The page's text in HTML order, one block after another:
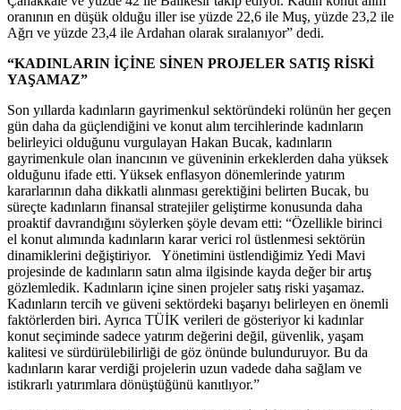
oranının en düşük olduğu iller ise yüzde 22,6 ile Muş, yüzde 23,2 ile
Ağrı ve yüzde 23,4 ile Ardahan olarak sıralanıyor” dedi.
“KADINLARIN İÇİNE SİNEN PROJELER SATIŞ RİSKİ
YAŞAMAZ”
Son yıllarda kadınların gayrimenkul sektöründeki rolünün her geçen
gün daha da güçlendiğini ve konut alım tercihlerinde kadınların
belirleyici olduğunu vurgulayan Hakan Bucak, kadınların
gayrimenkule olan inancının ve güveninin erkeklerden daha yüksek
olduğunu ifade etti. Yüksek enflasyon dönemlerinde yatırım
kararlarının daha dikkatli alınması gerektiğini belirten Bucak, bu
süreçte kadınların finansal stratejiler geliştirme konusunda daha
proaktif davrandığını söylerken şöyle devam etti: “Özellikle birinci
el konut alımında kadınların karar verici rol üstlenmesi sektörün
dinamiklerini değiştiriyor. Yönetimini üstlendiğimiz Yedi Mavi
projesinde de kadınların satın alma ilgisinde kayda değer bir artış
gözlemledik. Kadınların içine sinen projeler satış riski yaşamaz.
Kadınların tercih ve güveni sektördeki başarıyı belirleyen en önemli
faktörlerden biri. Ayrıca TÜİK verileri de gösteriyor ki kadınlar
konut seçiminde sadece yatırım değerini değil, güvenlik, yaşam
kalitesi ve sürdürülebilirliği de göz önünde bulunduruyor. Bu da
kadınların karar verdiği projelerin uzun vadede daha sağlam ve
istikrarlı yatırımlara dönüştüğünü kanıtlıyor.”